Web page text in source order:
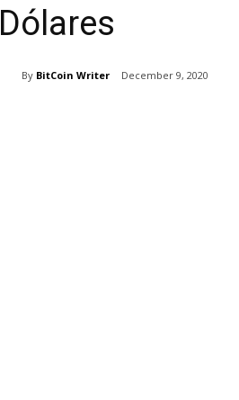
Dólares
By BitCoin Writer December 9, 2020